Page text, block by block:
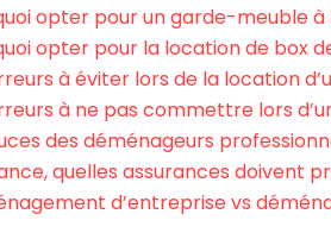
opter pour un garde-meuble à
opter pour la location de box
à éviter lors de la location
à ne pas commettre lors
des déménageurs
quelles assurances doivent
d’entreprise vs